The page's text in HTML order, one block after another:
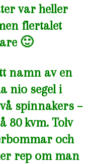
var heller
flertalet
🙂
namn av en
nio segel i
spinnakers –
80 kvm. Tolv
och
rep om man